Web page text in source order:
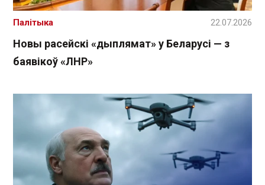
Новы расейскі «дыплямат» у Беларусі — з
баявікоў «ЛНР»
Палітыка 22.07.2026